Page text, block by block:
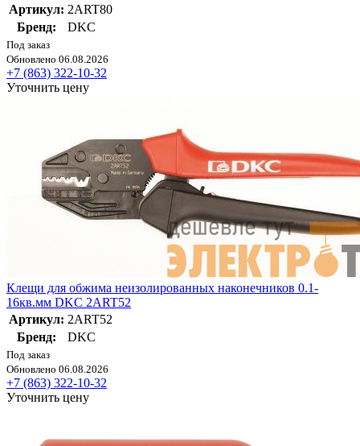
Артикул: 2ART80
Бренд:
DKC
Под заказ
Обновлено 06.08.2026
+7 (863) 322-10-32
Уточнить цену
Клещи для обжима неизолированных наконечников 0.1-
16кв.мм DKC 2ART52
Артикул: 2ART52
Бренд:
DKC
Под заказ
Обновлено 06.08.2026
+7 (863) 322-10-32
Уточнить цену